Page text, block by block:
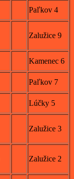
Paľkov 4
Zalužice 9
Kamenec 6
Paľkov 7
Lúčky 5
Zalužice 3
Zalužice 2